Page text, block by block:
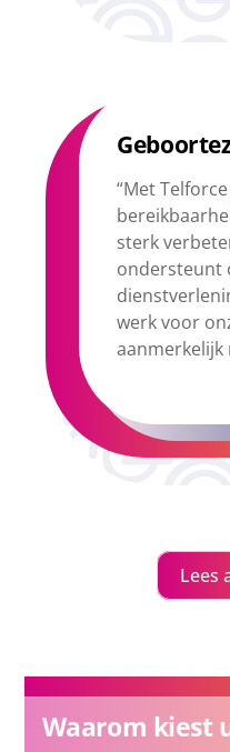
“Met
sterk
ondersteunt
werk voor
aanmerkelijk
Lees
Waarom kiest